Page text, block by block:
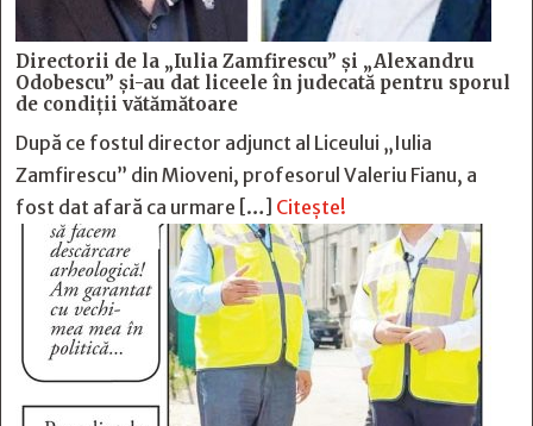
Directorii de la „Iulia Zamfirescu” și „Alexandru
Odobescu” și-au dat liceele în judecată pentru sporul
de condiții vătămătoare
După ce fostul director adjunct al Liceului „Iulia
Zamfirescu” din Mioveni, profesorul Valeriu Fianu, a
fost dat afară ca urmare […] Citește!